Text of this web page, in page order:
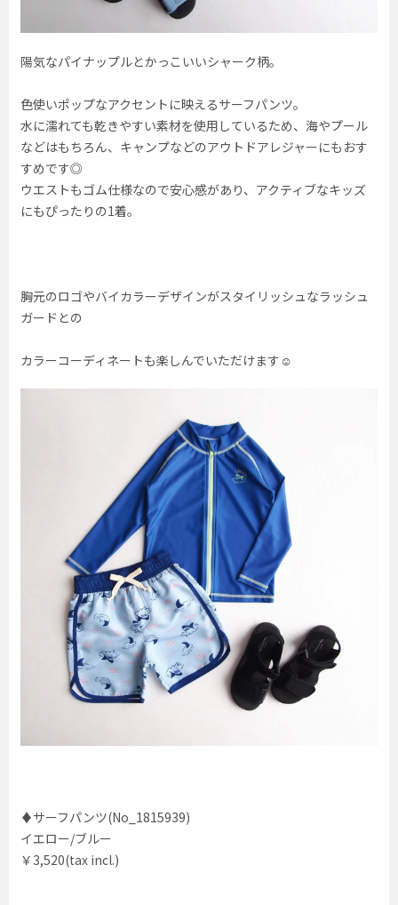
陽気なパイナップルとかっこいいシャーク柄。
色使いポップなアクセントに映えるサーフパンツ。
水に濡れても乾きやすい素材を使用しているため、海やプール
などはもちろん、キャンプなどのアウトドアレジャーにもおす
すめです◎
ウエストもゴム仕様なので安心感があり、アクティブなキッズ
にもぴったりの1着。
胸元のロゴやバイカラーデザインがスタイリッシュなラッシュ
ガードとの
カラーコーディネートも楽しんでいただけます☺
♦サーフパンツ(No_1815939)
イエロー/ブルー
￥3,520(tax incl.)